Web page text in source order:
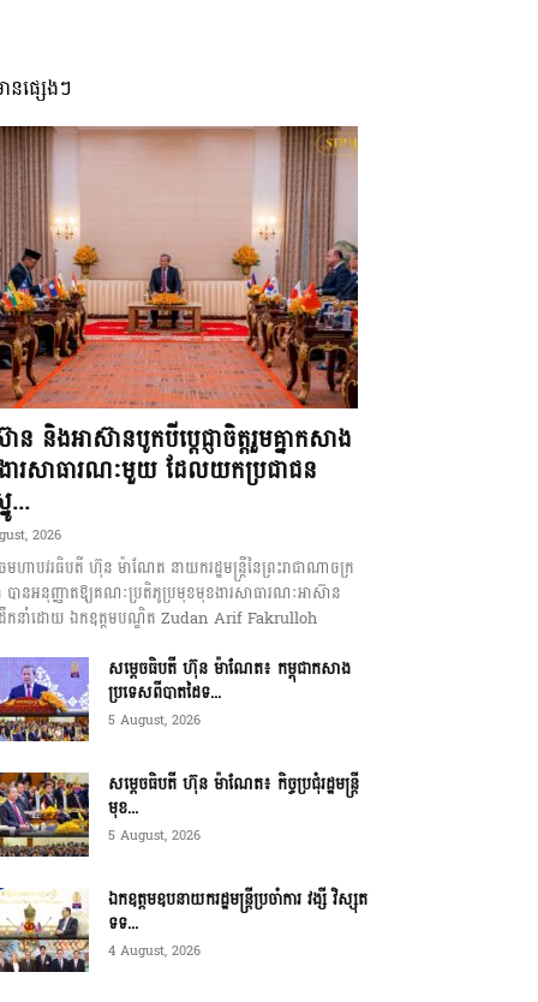
នផ្សេងៗ
ន និងអាស៊ានបូកបីប្តេជ្ញាចិត្តរួមគ្នាកសាង
ារសាធារណៈមួយ ដែលយកប្រជាជន
...
2026
មហាបវរធិបតី ហ៊ុន ម៉ាណែត នាយករដ្ឋមន្ត្រីនៃព្រះរាជាណាចក្រ
បានអនុញ្ញាតឱ្យគណៈប្រតិភូប្រមុខមុខងារសាធារណៈអាស៊ាន
កនាំដោយ ឯកឧត្តមបណ្ឌិត Zudan Arif Fakrulloh
សម្ដេចធិបតី ហ៊ុន ម៉ាណែត៖ កម្ពុជាកសាង
ប្រទេសពីបាតដៃទ...
5 August, 2026
សម្ដេចធិបតី ហ៊ុន ម៉ាណែត៖ កិច្ចប្រជុំរដ្ឋមន្ត្រី
មុខ...
5 August, 2026
ឯកឧត្តមឧបនាយករដ្ឋមន្ត្រីប្រចាំការ វង្សី វិស្សុត
ទទ...
4 August, 2026